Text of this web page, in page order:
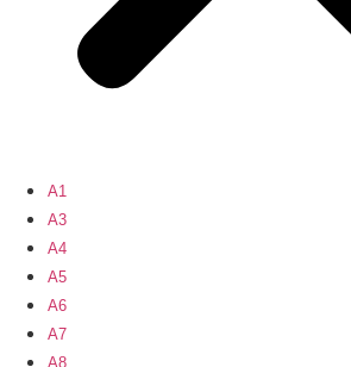
A1
A3
A4
A5
A6
A7
A8